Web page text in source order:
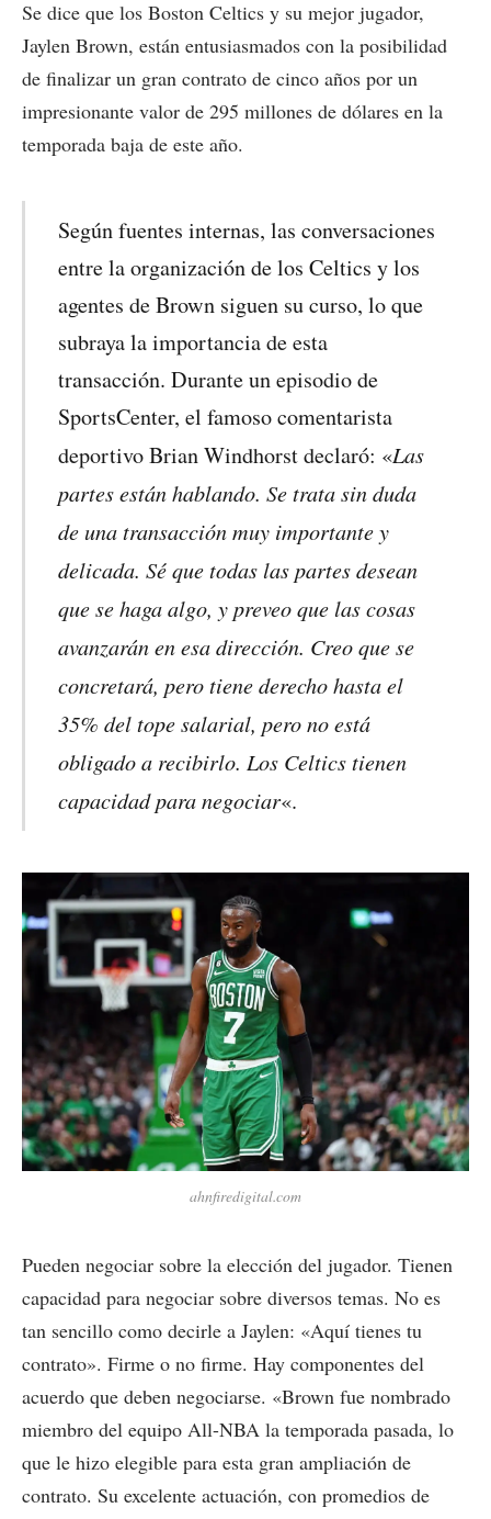
Se dice que los Boston Celtics y su mejor jugador,
Jaylen Brown, están entusiasmados con la posibilidad
de finalizar un gran contrato de cinco años por un
impresionante valor de 295 millones de dólares en la
temporada baja de este año.
Según fuentes internas, las conversaciones
entre la organización de los Celtics y los
agentes de Brown siguen su curso, lo que
subraya la importancia de esta
transacción. Durante un episodio de
SportsCenter, el famoso comentarista
deportivo Brian Windhorst declaró: «Las
partes están hablando. Se trata sin duda
de una transacción muy importante y
delicada. Sé que todas las partes desean
que se haga algo, y preveo que las cosas
avanzarán en esa dirección. Creo que se
concretará, pero tiene derecho hasta el
35% del tope salarial, pero no está
obligado a recibirlo. Los Celtics tienen
capacidad para negociar«.
ahnfiredigital.com
Pueden negociar sobre la elección del jugador. Tienen
capacidad para negociar sobre diversos temas. No es
tan sencillo como decirle a Jaylen: «Aquí tienes tu
contrato». Firme o no firme. Hay componentes del
acuerdo que deben negociarse. «Brown fue nombrado
miembro del equipo All-NBA la temporada pasada, lo
que le hizo elegible para esta gran ampliación de
contrato. Su excelente actuación, con promedios de